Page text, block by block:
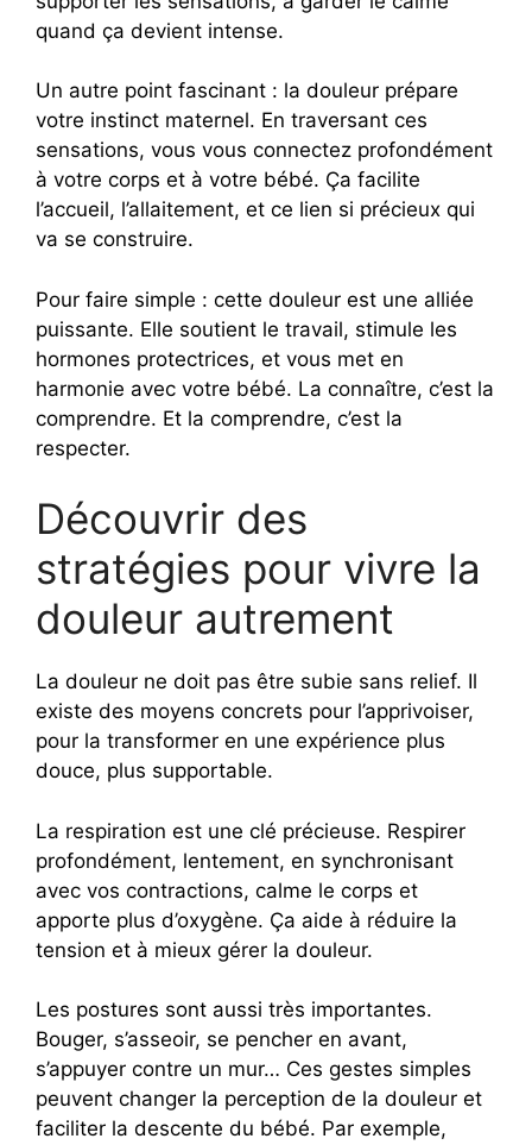
quand ça devient intense.
Un autre point fascinant : la douleur prépare
votre instinct maternel. En traversant ces
sensations, vous vous connectez profondément
à votre corps et à votre bébé. Ça facilite
l’accueil, l’allaitement, et ce lien si précieux qui
va se construire.
Pour faire simple : cette douleur est une alliée
puissante. Elle soutient le travail, stimule les
hormones protectrices, et vous met en
harmonie avec votre bébé. La connaître, c’est la
comprendre. Et la comprendre, c’est la
respecter.
Découvrir des
stratégies pour vivre la
douleur autrement
La douleur ne doit pas être subie sans relief. Il
existe des moyens concrets pour l’apprivoiser,
pour la transformer en une expérience plus
douce, plus supportable.
La respiration est une clé précieuse. Respirer
profondément, lentement, en synchronisant
avec vos contractions, calme le corps et
apporte plus d’oxygène. Ça aide à réduire la
tension et à mieux gérer la douleur.
Les postures sont aussi très importantes.
Bouger, s’asseoir, se pencher en avant,
s’appuyer contre un mur… Ces gestes simples
peuvent changer la perception de la douleur et
faciliter la descente du bébé. Par exemple,